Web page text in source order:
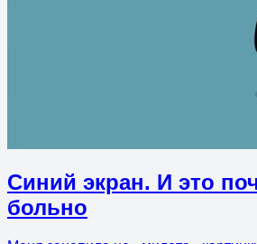
Синий экран. И это
больно